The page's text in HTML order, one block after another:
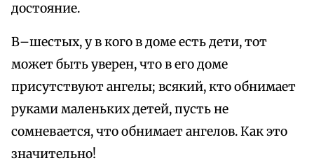
достояние.
В–шестых, у в кого в доме есть дети, тот
может быть уверен, что в его доме
присутствуют ангелы; всякий, кто обнимает
руками маленьких детей, пусть не
сомневается, что обнимает ангелов. Как это
значительно!